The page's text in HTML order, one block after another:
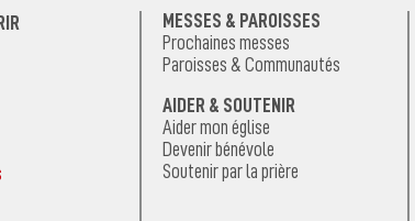
MESSES & PAROISSES
Prochaines messes
Paroisses & Communautés
AIDER & SOUTENIR
Aider mon église
Devenir bénévole
Soutenir par la prière